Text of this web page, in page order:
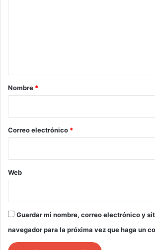
r
*
Nombre *
Correo electrónico *
Web
Guardar mi nombre, correo electrónico y
navegador para la próxima vez que haga un